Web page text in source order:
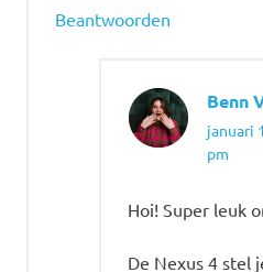
Beantwoorden
Benn
januari
pm
Hoi! Super leuk
De Nexus 4 stel